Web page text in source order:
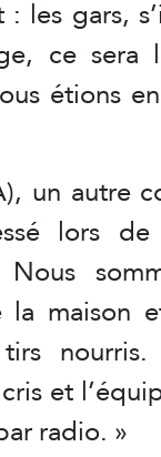
: les gars,
ce
étions
un autre
lors
la maison
et
radio. »